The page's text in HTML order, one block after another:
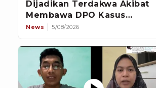
Dijadikan Terdakwa Akibat
Membawa DPO Kasus
Pembunuhan
News 5/08/2026